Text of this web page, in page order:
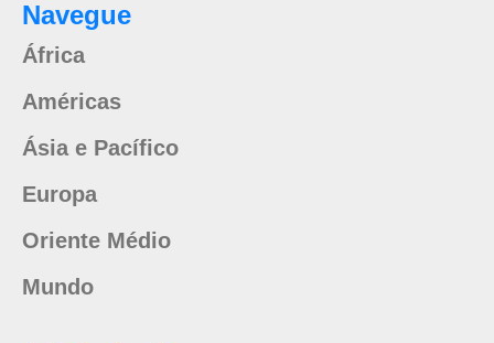
Navegue
África
Américas
Ásia e Pacífico
Europa
Oriente Médio
Mundo